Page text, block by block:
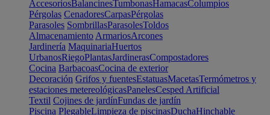
AccesoriosBalancinesTumbonasHamacasColumpios
Pérgolas CenadoresCarpasPérgolas
Parasoles SombrillasParasolesToldos
Almacenamiento ArmariosArcones
Jardinería MaquinariaHuertos
UrbanosRiegoPlantasJardinerasCompostadores
Cocina BarbacoasCocina de exterior
Decoración Grifos y fuentesEstatuasMacetasTermómetros y
estaciones metereológicasPanelesCesped Artificial
Textil Cojines de jardínFundas de jardín
Piscina PlegableLimpieza de piscinasDuchaHinchable